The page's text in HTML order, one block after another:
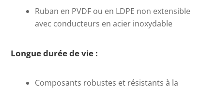
Ruban en PVDF ou en LDPE non extensible
avec conducteurs en acier inoxydable
Longue durée de vie :
Composants robustes et résistants à la